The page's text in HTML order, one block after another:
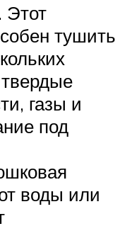
Этот
тушить
газы и
под
воды или